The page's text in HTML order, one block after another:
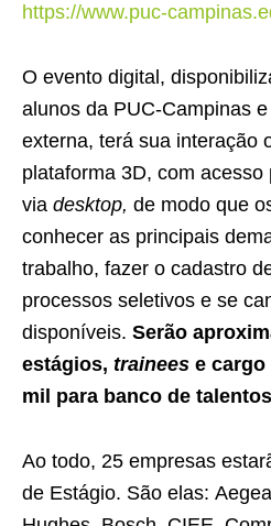
https://www.puc-
O evento digital,
alunos da PUC-Campinas
externa, terá sua interação
plataforma 3D, com
via desktop, de modo que
conhecer as principais
trabalho, fazer o cadastro
processos seletivos e se
disponíveis. Serão
estágios, trainees e cargo
mil para banco de
Ao todo, 25 empresas
de Estágio. São elas: